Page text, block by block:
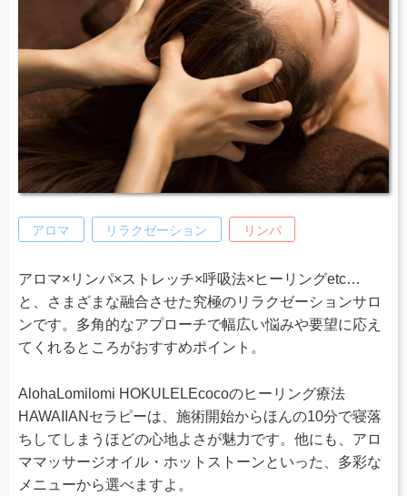
アロマ リラクゼーション リンパ
アロマ×リンパ×ストレッチ×呼吸法×ヒーリングetc…
と、さまざまな融合させた究極のリラクゼーションサロ
ンです。多角的なアプローチで幅広い悩みや要望に応え
てくれるところがおすすめポイント。
AlohaLomilomi HOKULELEcocoのヒーリング療法
HAWAIIANセラピーは、施術開始からほんの10分で寝落
ちしてしまうほどの心地よさが魅力です。他にも、アロ
ママッサージオイル・ホットストーンといった、多彩な
メニューから選べますよ。